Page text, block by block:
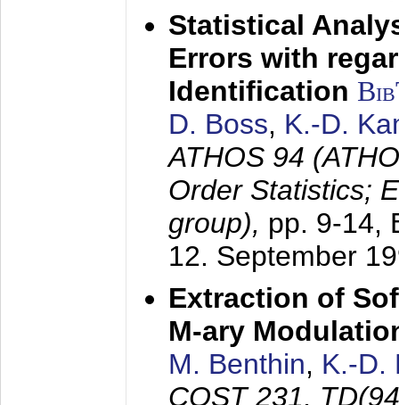
Statistical
Errors with
Identification
D. Boss, K.-D.
ATHOS 94
Order Statistics;
group), pp. 9-14,
12. September
Extraction of
M-ary
M. Benthin, K.-D.
COST 231,